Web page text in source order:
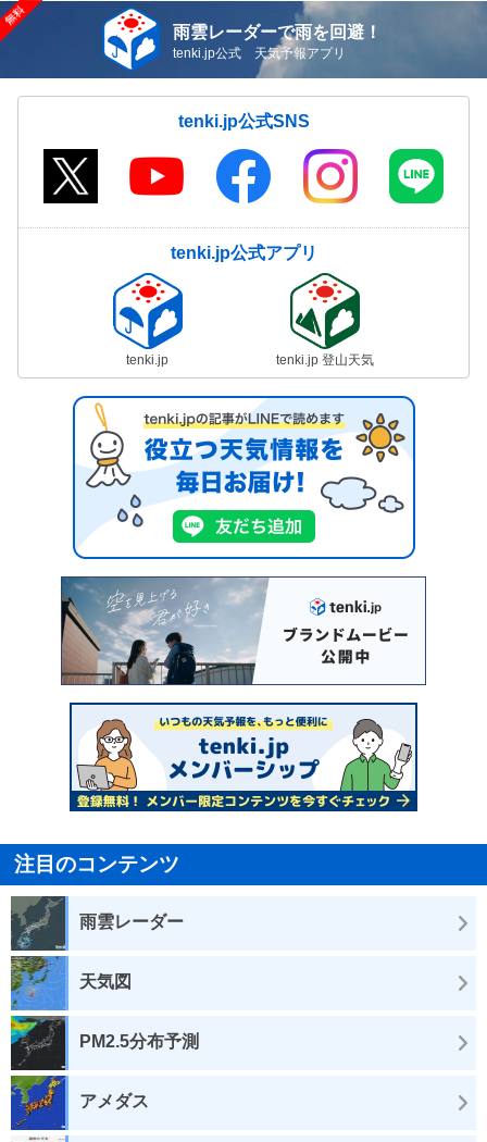
雨雲レーダーで雨を回避！
tenki.jp公式 天気予報アプリ
tenki.jp公式SNS
tenki.jp公式アプリ
tenki.jp tenki.jp 登山天気
注目のコンテンツ
雨雲レーダー
天気図
PM2.5分布予測
アメダス